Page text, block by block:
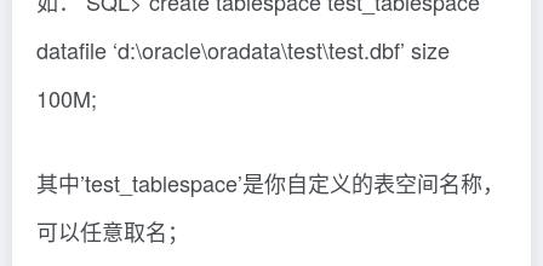
datafile ‘d:\oracle\oradata\test\test.dbf’ size
100M;
其中’test_tablespace’是你自定义的表空间名称，
可以任意取名；